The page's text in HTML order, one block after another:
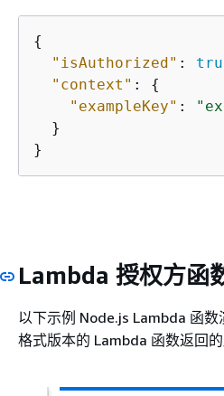
{
"isAuthorized" :
"context" : {
"exampleKey" :
  }
}
Lambda 授权方函
以下示例 Node.js Lambda 函数
格式版本的 Lambda 函数返回的